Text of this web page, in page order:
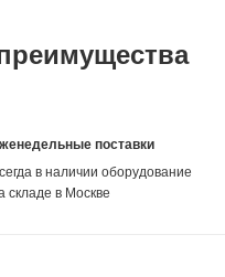
поставки
в наличии оборудование
складе в Москве